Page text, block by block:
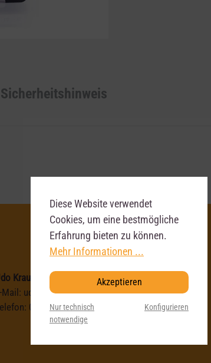
Sicherheitshinweis
Krause
Mail: udo@zoundhouse.de
035140768129
Diese Website verwendet
Cookies, um eine bestmögliche
Erfahrung bieten zu können.
Mehr Informationen ...
Akzeptieren
Nur technisch
notwendige
Konfigurieren